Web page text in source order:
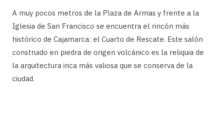
A muy pocos metros de la Plaza de Armas y frente a la
Iglesia de San Francisco se encuentra el rincón más
histórico de Cajamarca: el Cuarto de Rescate. Este salón
construido en piedra de origen volcánico es la reliquia de
la arquitectura inca más valiosa que se conserva de la
ciudad.